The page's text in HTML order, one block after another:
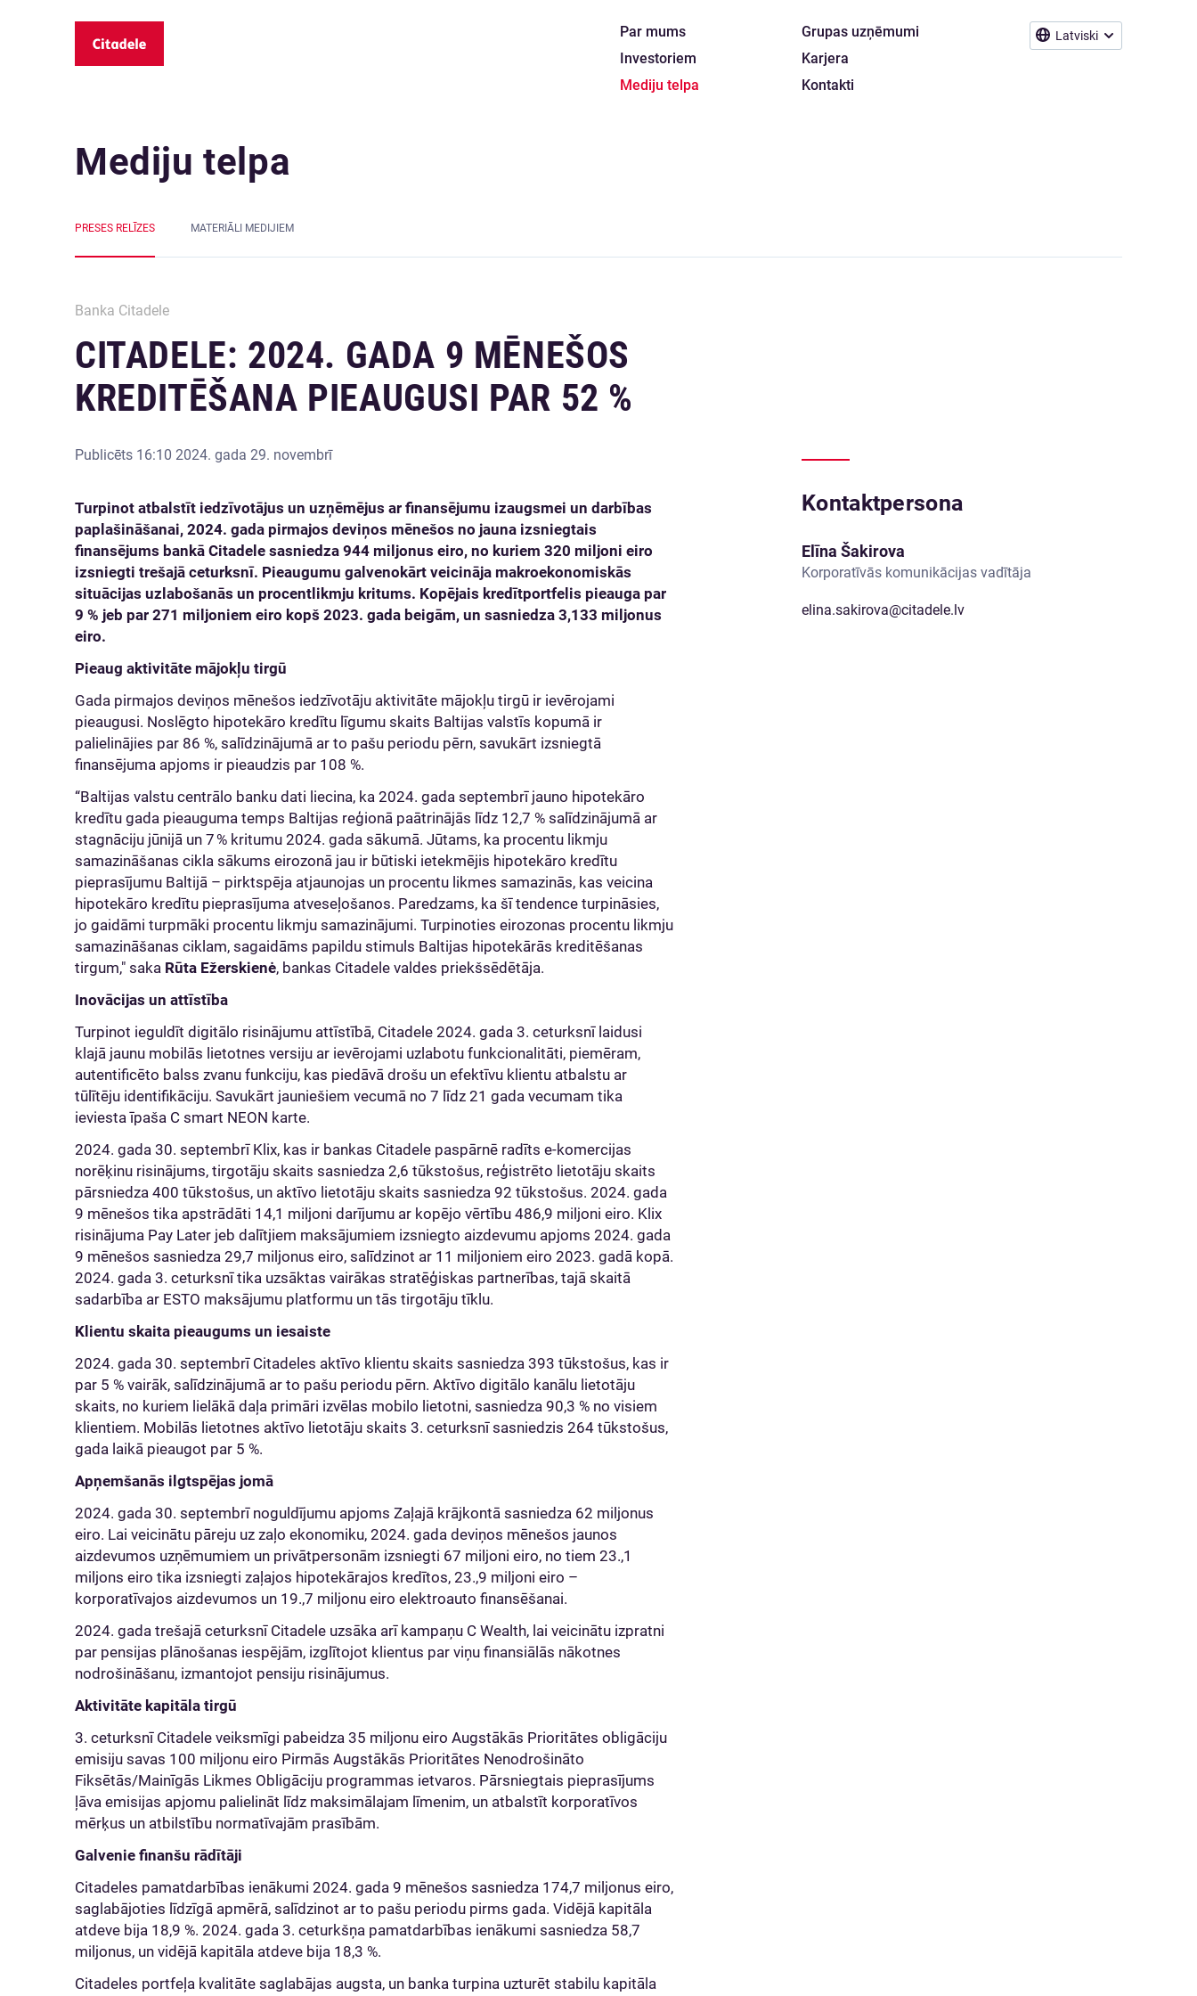
Latviski
Par mums
Investoriem
Mediju telpa
Grupas uzņēmumi
Karjera
Kontakti
Mediju telpa
PRESES RELĪZES MATERIĀLI MEDIJIEM
Banka Citadele
CITADELE: 2024. GADA 9 MĒNEŠOS
KREDITĒŠANA PIEAUGUSI PAR 52 %
Publicēts 16:10 2024. gada 29. novembrī
Turpinot atbalstīt iedzīvotājus un uzņēmējus ar finansējumu izaugsmei un darbības
paplašināšanai, 2024. gada pirmajos deviņos mēnešos no jauna izsniegtais
finansējums bankā Citadele sasniedza 944 miljonus eiro, no kuriem 320 miljoni eiro
izsniegti trešajā ceturksnī. Pieaugumu galvenokārt veicināja makroekonomiskās
situācijas uzlabošanās un procentlikmju kritums. Kopējais kredītportfelis pieauga par
9 % jeb par 271 miljoniem eiro kopš 2023. gada beigām, un sasniedza 3,133 miljonus
eiro.
Pieaug aktivitāte mājokļu tirgū
Gada pirmajos deviņos mēnešos iedzīvotāju aktivitāte mājokļu tirgū ir ievērojami
pieaugusi. Noslēgto hipotekāro kredītu līgumu skaits Baltijas valstīs kopumā ir
palielinājies par 86 %, salīdzinājumā ar to pašu periodu pērn, savukārt izsniegtā
finansējuma apjoms ir pieaudzis par 108 %.
“Baltijas valstu centrālo banku dati liecina, ka 2024. gada septembrī jauno hipotekāro
kredītu gada pieauguma temps Baltijas reģionā paātrinājās līdz 12,7 % salīdzinājumā ar
stagnāciju jūnijā un 7 % kritumu 2024. gada sākumā. Jūtams, ka procentu likmju
samazināšanas cikla sākums eirozonā jau ir būtiski ietekmējis hipotekāro kredītu
pieprasījumu Baltijā – pirktspēja atjaunojas un procentu likmes samazinās, kas veicina
hipotekāro kredītu pieprasījuma atveseļošanos. Paredzams, ka šī tendence turpināsies,
jo gaidāmi turpmāki procentu likmju samazinājumi. Turpinoties eirozonas procentu likmju
samazināšanas ciklam, sagaidāms papildu stimuls Baltijas hipotekārās kreditēšanas
tirgum," saka Rūta Ežerskienė, bankas Citadele valdes priekšsēdētāja.
Inovācijas un attīstība
Turpinot ieguldīt digitālo risinājumu attīstībā, Citadele 2024. gada 3. ceturksnī laidusi
klajā jaunu mobilās lietotnes versiju ar ievērojami uzlabotu funkcionalitāti, piemēram,
autentificēto balss zvanu funkciju, kas piedāvā drošu un efektīvu klientu atbalstu ar
tūlītēju identifikāciju. Savukārt jauniešiem vecumā no 7 līdz 21 gada vecumam tika
ieviesta īpaša C smart NEON karte.
2024. gada 30. septembrī Klix, kas ir bankas Citadele paspārnē radīts e-komercijas
norēķinu risinājums, tirgotāju skaits sasniedza 2,6 tūkstošus, reģistrēto lietotāju skaits
pārsniedza 400 tūkstošus, un aktīvo lietotāju skaits sasniedza 92 tūkstošus. 2024. gada
9 mēnešos tika apstrādāti 14,1 miljoni darījumu ar kopējo vērtību 486,9 miljoni eiro. Klix
risinājuma Pay Later jeb dalītjiem maksājumiem izsniegto aizdevumu apjoms 2024. gada
9 mēnešos sasniedza 29,7 miljonus eiro, salīdzinot ar 11 miljoniem eiro 2023. gadā kopā.
2024. gada 3. ceturksnī tika uzsāktas vairākas stratēģiskas partnerības, tajā skaitā
sadarbība ar ESTO maksājumu platformu un tās tirgotāju tīklu.
Klientu skaita pieaugums un iesaiste
2024. gada 30. septembrī Citadeles aktīvo klientu skaits sasniedza 393 tūkstošus, kas ir
par 5 % vairāk, salīdzinājumā ar to pašu periodu pērn. Aktīvo digitālo kanālu lietotāju
skaits, no kuriem lielākā daļa primāri izvēlas mobilo lietotni, sasniedza 90,3 % no visiem
klientiem. Mobilās lietotnes aktīvo lietotāju skaits 3. ceturksnī sasniedzis 264 tūkstošus,
gada laikā pieaugot par 5 %.
Apņemšanās ilgtspējas jomā
2024. gada 30. septembrī noguldījumu apjoms Zaļajā krājkontā sasniedza 62 miljonus
eiro. Lai veicinātu pāreju uz zaļo ekonomiku, 2024. gada deviņos mēnešos jaunos
aizdevumos uzņēmumiem un privātpersonām izsniegti 67 miljoni eiro, no tiem 23.,1
miljons eiro tika izsniegti zaļajos hipotekārajos kredītos, 23.,9 miljoni eiro –
korporatīvajos aizdevumos un 19.,7 miljonu eiro elektroauto finansēšanai.
2024. gada trešajā ceturksnī Citadele uzsāka arī kampaņu C Wealth, lai veicinātu izpratni
par pensijas plānošanas iespējām, izglītojot klientus par viņu finansiālās nākotnes
nodrošināšanu, izmantojot pensiju risinājumus.
Aktivitāte kapitāla tirgū
3. ceturksnī Citadele veiksmīgi pabeidza 35 miljonu eiro Augstākās Prioritātes obligāciju
emisiju savas 100 miljonu eiro Pirmās Augstākās Prioritātes Nenodrošināto
Fiksētās/Mainīgās Likmes Obligāciju programmas ietvaros. Pārsniegtais pieprasījums
ļāva emisijas apjomu palielināt līdz maksimālajam līmenim, un atbalstīt korporatīvos
mērķus un atbilstību normatīvajām prasībām.
Galvenie finanšu rādītāji
Citadeles pamatdarbības ienākumi 2024. gada 9 mēnešos sasniedza 174,7 miljonus eiro,
saglabājoties līdzīgā apmērā, salīdzinot ar to pašu periodu pirms gada. Vidējā kapitāla
atdeve bija 18,9 %. 2024. gada 3. ceturkšņa pamatdarbības ienākumi sasniedza 58,7
miljonus, un vidējā kapitāla atdeve bija 18,3 %.
Citadeles portfeļa kvalitāte saglabājas augsta, un banka turpina uzturēt stabilu kapitāla
Kontaktpersona
Elīna Šakirova
Korporatīvās komunikācijas vadītāja
elina.sakirova@citadele.lv